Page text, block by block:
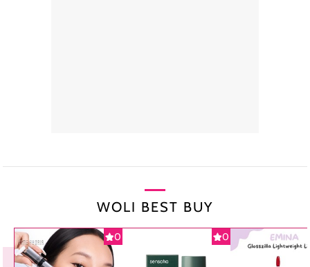
WOLI BEST BUY
0 0